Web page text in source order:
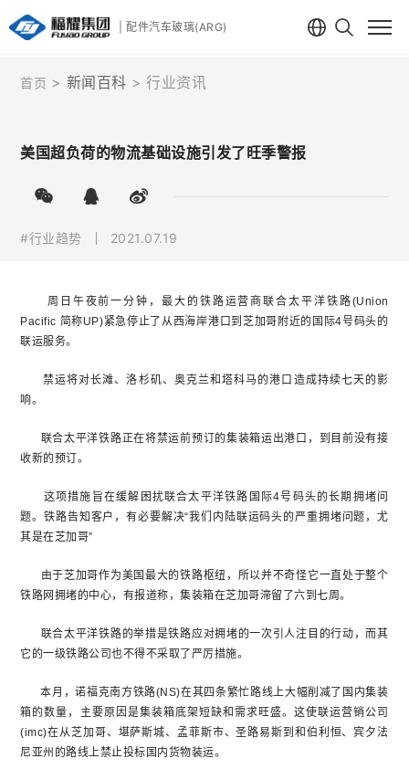
| 配件汽车玻璃(ARG)
首页 新闻百科 行业资讯
美国超负荷的物流基础设施引发了旺季警报
#行业趋势 2021.07.19
周日午夜前一分钟，最大的铁路运营商联合太平洋铁路(Union
Pacific 简称UP)紧急停止了从西海岸港口到芝加哥附近的国际4号码头的
联运服务。
禁运将对长滩、洛杉矶、奥克兰和塔科马的港口造成持续七天的影
响。
联合太平洋铁路正在将禁运前预订的集装箱运出港口，到目前没有接
收新的预订。
这项措施旨在缓解困扰联合太平洋铁路国际4号码头的长期拥堵问
题。铁路告知客户，有必要解决“我们内陆联运码头的严重拥堵问题，尤
其是在芝加哥”
由于芝加哥作为美国最大的铁路枢纽，所以并不奇怪它一直处于整个
铁路网拥堵的中心，有报道称，集装箱在芝加哥滞留了六到七周。
联合太平洋铁路的举措是铁路应对拥堵的一次引人注目的行动，而其
它的一级铁路公司也不得不采取了严厉措施。
本月，诺福克南方铁路(NS)在其四条繁忙路线上大幅削减了国内集装
箱的数量，主要原因是集装箱底架短缺和需求旺盛。这使联运营销公司
(imc)在从芝加哥、堪萨斯城、孟菲斯市、圣路易斯到和伯利恒、宾夕法
尼亚州的路线上禁止投标国内货物装运。